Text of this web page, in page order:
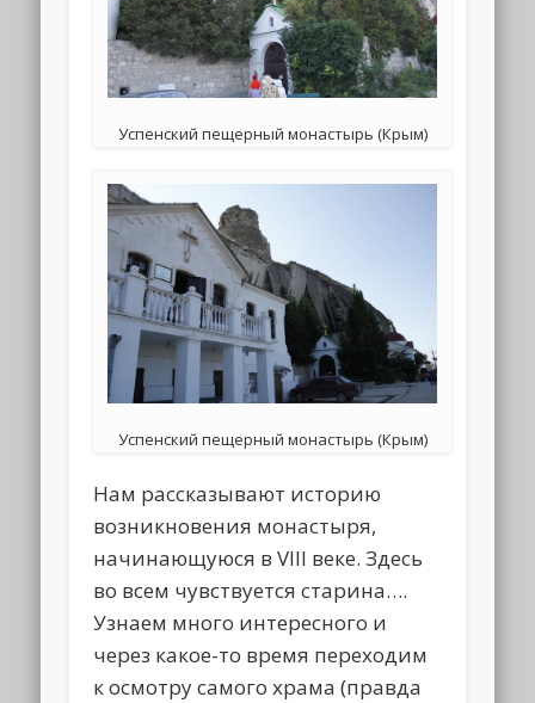
Успенский пещерный монастырь (Крым)
Успенский пещерный монастырь (Крым)
Нам рассказывают историю
возникновения монастыря,
начинающуюся в VIII веке. Здесь
во всем чувствуется старина….
Узнаем много интересного и
через какое-то время переходим
к осмотру самого храма (правда